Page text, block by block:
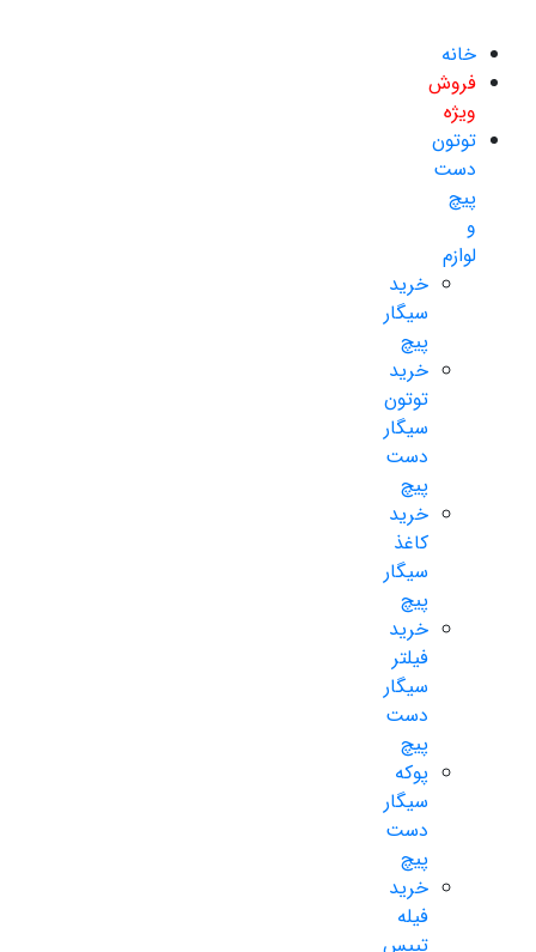
خانه
فروش
ویژه
توتون
دست
پیچ
و
لوازم
خرید
سیگار
پیچ
خرید
توتون
سیگار
دست
پیچ
خرید
کاغذ
سیگار
پیچ
خرید
فیلتر
سیگار
دست
پیچ
پوکه
سیگار
دست
پیچ
خرید
فیله
تیپس